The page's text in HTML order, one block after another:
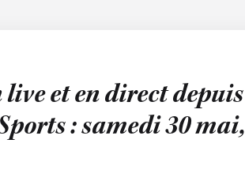
live et en direct depuis
: samedi 30 mai,